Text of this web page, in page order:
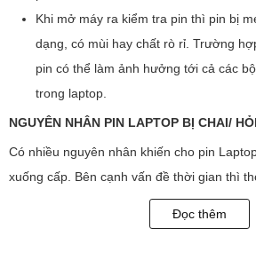
Khi mở máy ra kiểm tra pin thì pin bị
dạng, có mùi hay chất rò rỉ. Trường
pin có thể làm ảnh hưởng tới cả các
trong laptop.
NGUYÊN NHÂN PIN LAPTOP BỊ CHAI/
Có nhiều nguyên nhân khiến cho pin
xuống cấp. Bên cạnh vấn đề thời gian thì
Để laptop tại nơi ẩm ướt hoặc trên
Đọc thêm